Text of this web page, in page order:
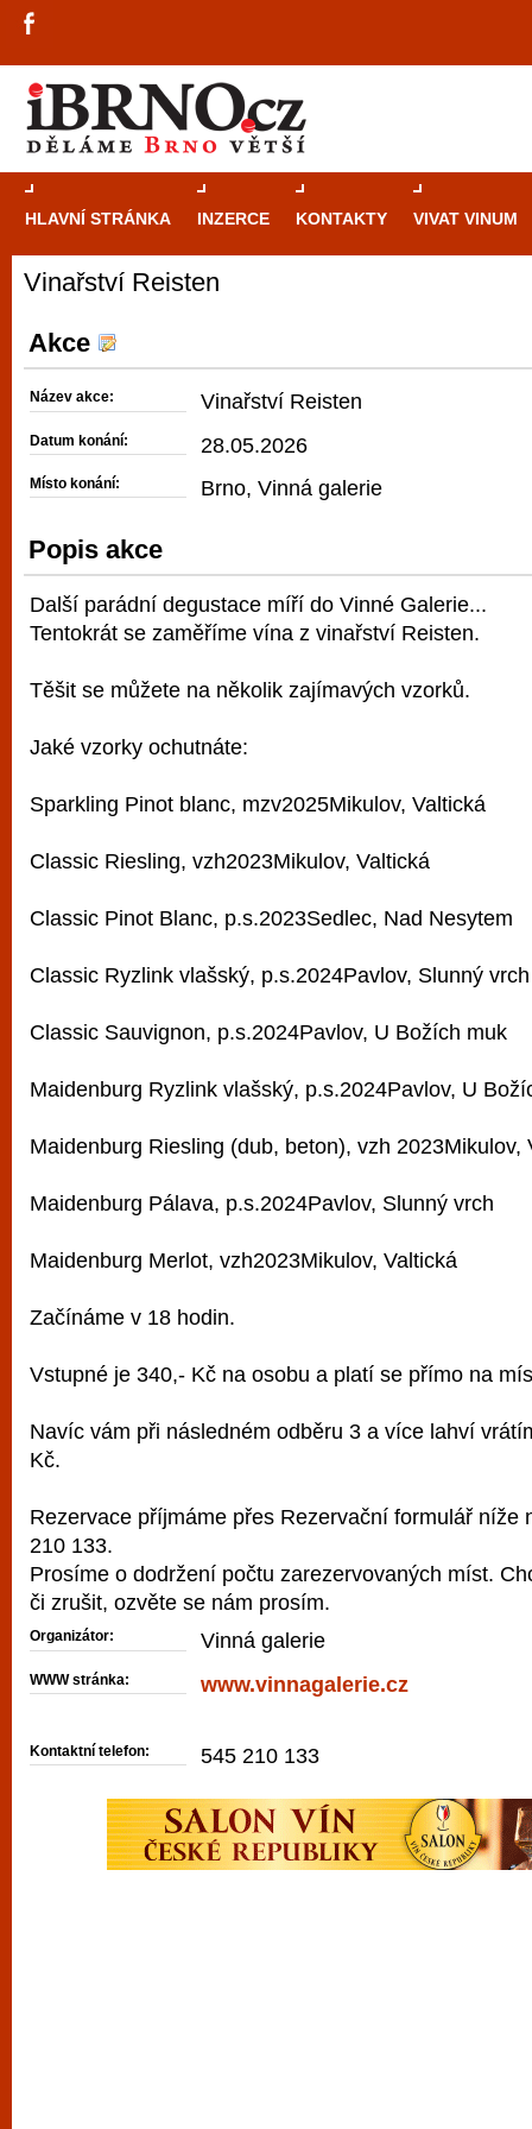
HLAVNÍ STRÁNKA INZERCE KONTAKTY VIVAT VINUM
Vinařství Reisten
Akce
Název akce: Vinařství Reisten
Datum konání: 28.05.2026
Místo konání: Brno, Vinná galerie
Popis akce
Další parádní degustace míří do Vinné Galerie...
Tentokrát se zaměříme vína z vinařství Reisten.
Těšit se můžete na několik zajímavých vzorků.
Jaké vzorky ochutnáte:
Sparkling Pinot blanc, mzv2025Mikulov, Valtická
Classic Riesling, vzh2023Mikulov, Valtická
Classic Pinot Blanc, p.s.2023Sedlec, Nad Nesytem
Classic Ryzlink vlašský, p.s.2024Pavlov, Slunný vrch
Classic Sauvignon, p.s.2024Pavlov, U Božích muk
Maidenburg Ryzlink vlašský, p.s.2024Pavlov, U
Maidenburg Riesling (dub, beton), vzh 2023Mikulov,
Maidenburg Pálava, p.s.2024Pavlov, Slunný vrch
Maidenburg Merlot, vzh2023Mikulov, Valtická
Začínáme v 18 hodin.
Vstupné je 340,- Kč na osobu a platí se přímo na
Navíc vám při následném odběru 3 a více lahví
Kč.
Rezervace příjmáme přes Rezervační formulář níže
210 133.
Prosíme o dodržení počtu zarezervovaných míst.
či zrušit, ozvěte se nám prosím.
Organizátor: Vinná galerie
WWW stránka: www.vinnagalerie.cz
Kontaktní telefon: 545 210 133
automaty
restaurace,
vyzkoušet různé kasinové hry. V
metropoli naleznete širokou nabídku her
po moderní automaty jak pro pravidelné
příležitostné hráče. V...